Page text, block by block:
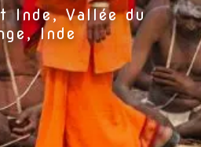
Inde, Vallée du
Inde